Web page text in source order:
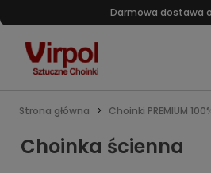
Darmowa dostawa
Strona główna Choinki PREMIUM
Choinka ścienna